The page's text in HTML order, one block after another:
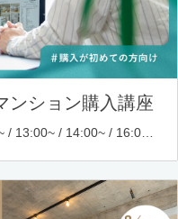
ンション購入講座
木・金・土・日・祝日開催 10:30~ / 13:00~ / 14:00~ / 16:00~ / 17:00~/ 18:30~/ 19:30~